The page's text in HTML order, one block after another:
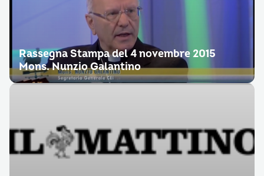
Rassegna Stampa del 4 novembre 2015
Mons. Nunzio Galantino